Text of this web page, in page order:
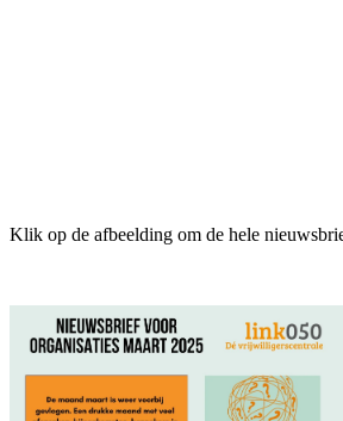
Klik op de afbeelding om de hele